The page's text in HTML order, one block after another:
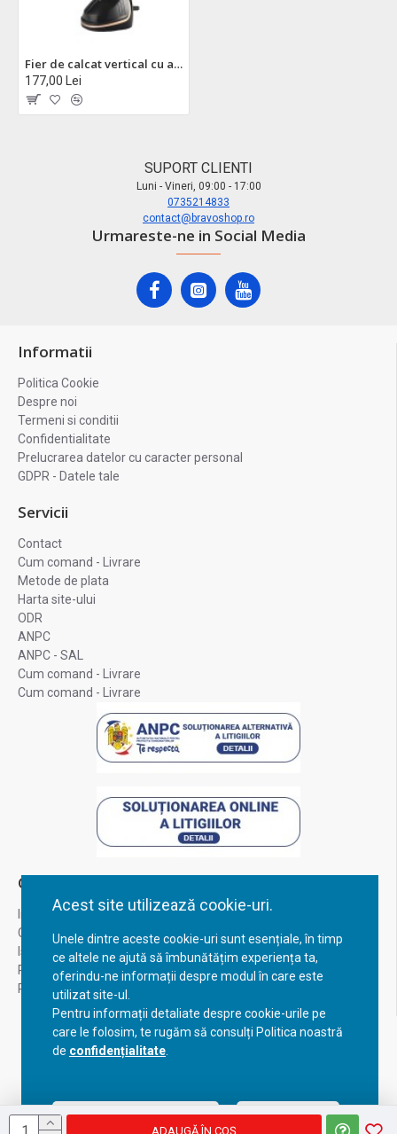
Acest site utilizează cookie-uri.
Unele dintre aceste cookie-uri sunt esențiale, în timp
ce altele ne ajută să îmbunătățim experiența ta,
oferindu-ne informații despre modul în care este
utilizat site-ul.
Pentru informații detaliate despre cookie-urile pe
care le folosim, te rugăm să consulți Politica noastră
de confidențialitate
Acceptă setările curente Configurează
ADAUGĂ ÎN COŞ
Fier de calcat vertical cu aburi zilan zln4254 aurum - 1600w, 25g/min, ecran led, talpa ceramica
177,00 Lei
SUPORT CLIENTI
Luni - Vineri, 09:00 - 17:00
0735214833
contact@bravoshop.ro
Urmareste-ne in Social Media
Informatii
Politica Cookie
Despre noi
Termeni si conditii
Confidentialitate
Prelucrarea datelor cu caracter personal
GDPR - Datele tale
Servicii
Contact
Cum comand - Livrare
Metode de plata
Harta site-ului
ODR
ANPC
ANPC - SAL
Cum comand - Livrare
Cum comand - Livrare
Contul Meu
Inregistrare
Contul meu
Istoric comenzi
Recuperare parola
Returnare produs